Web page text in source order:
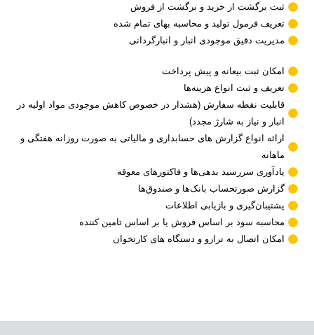
ثبت برگشت از خرید و برگشت از فروش
تعریف فرمول تولید و محاسبه بهای تمام شده
مدیریت دقیق موجودی انبار و انبارگردانی
امکان ثبت بیعانه و پیش پرداخت
تعریف و ثبت انواع هزینه‌ها
قابلیت نقطه سفارش (هشدار در خصوص کاهش موجودی مواد اولیه در
انبار و نیاز به شارژ مجدد)
ارائه انواع گزارش های حسابداری و مالیاتی به صورت روزانه هفتگی و
ماهانه
یادآوری سررسید بدهی‌ها و فاکتورهای معوقه
گزارش صورتحساب بانک‌ها و صندوق‌ها
پشتیبان‌گیری و بازیابی اطلاعات
محاسبه سود بر اساس فروش یا بر اساس تامین کننده
امکان اتصال به ترازو و دستگاه های کارتخوان